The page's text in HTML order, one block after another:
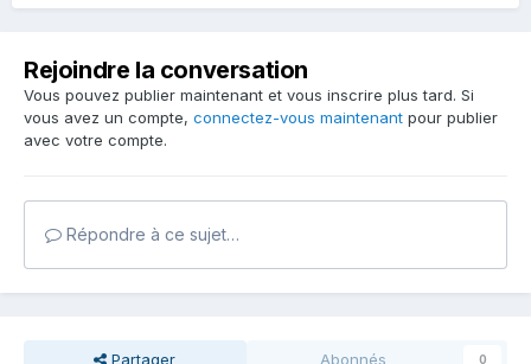
Rejoindre la conversation
Vous pouvez publier maintenant et vous inscrire plus tard. Si
vous avez un compte, connectez-vous maintenant pour publier
avec votre compte.
Répondre à ce sujet…
Partager Abonnés 0